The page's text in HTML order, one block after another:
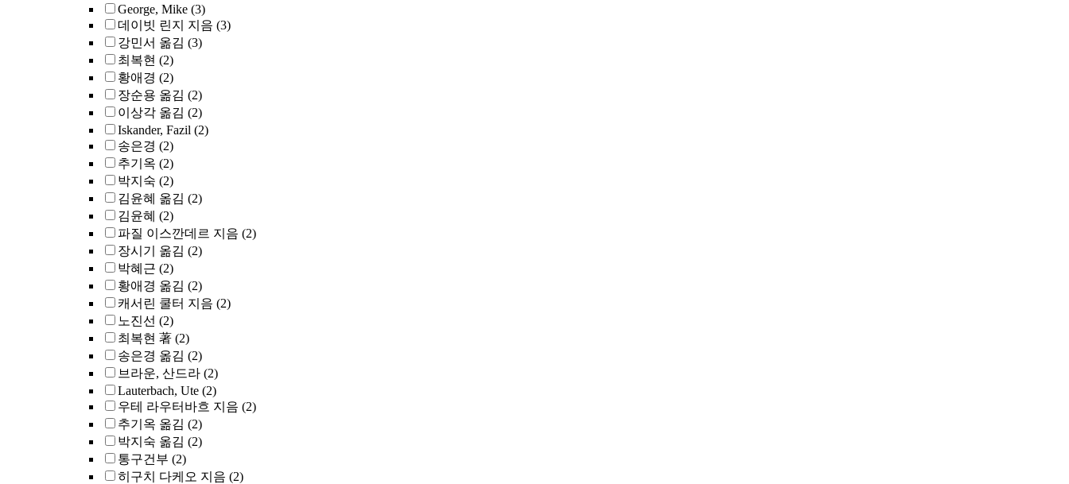
George, Mike (3)
데이빗 린지 지음 (3)
강민서 옮김 (3)
최복현 (2)
황애경 (2)
장순용 옮김 (2)
이상각 옮김 (2)
Iskander, Fazil (2)
송은경 (2)
추기옥 (2)
박지숙 (2)
김윤혜 옮김 (2)
김윤혜 (2)
파질 이스깐데르 지음 (2)
장시기 옮김 (2)
박혜근 (2)
황애경 옮김 (2)
캐서린 쿨터 지음 (2)
노진선 (2)
최복현 著 (2)
송은경 옮김 (2)
브라운, 산드라 (2)
Lauterbach, Ute (2)
우테 라우터바흐 지음 (2)
추기옥 옮김 (2)
박지숙 옮김 (2)
통구건부 (2)
히구치 다케오 지음 (2)